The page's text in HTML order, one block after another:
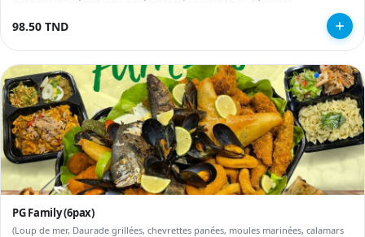
98.50 TND
PG Family (6pax)
(Loup de mer, Daurade grillées, chevrettes panées, moules marinées, calamars